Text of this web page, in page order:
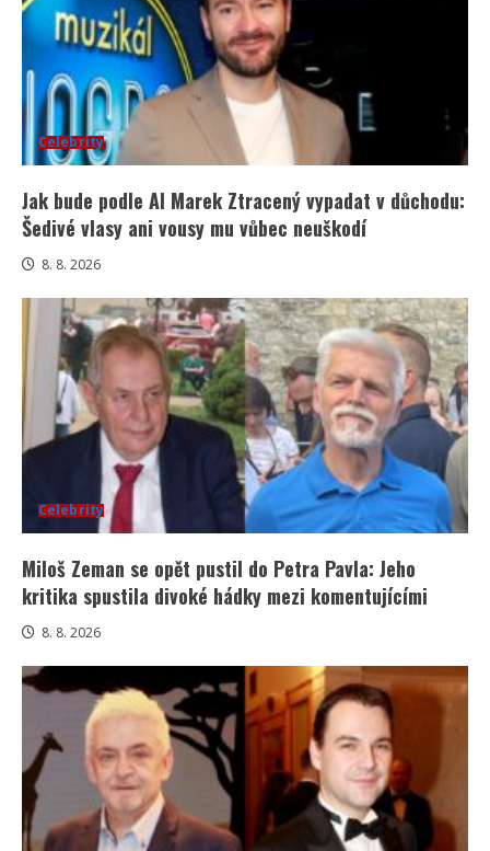
Celebrity
Jak bude podle AI Marek Ztracený vypadat v důchodu:
Šedivé vlasy ani vousy mu vůbec neuškodí
8. 8. 2026
Celebrity
Miloš Zeman se opět pustil do Petra Pavla: Jeho
kritika spustila divoké hádky mezi komentujícími
8. 8. 2026